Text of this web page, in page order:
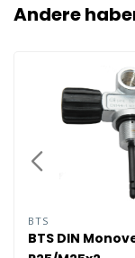
Andere
BTS
BTS DIN